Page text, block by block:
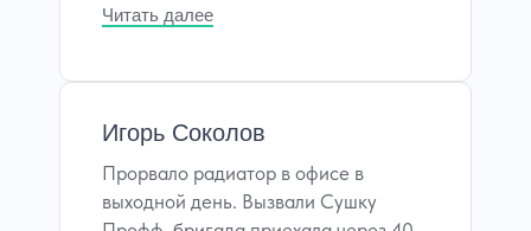
Читать далее
Игорь Соколов
Прорвало радиатор в офисе в
выходной день. Вызвали Сушку